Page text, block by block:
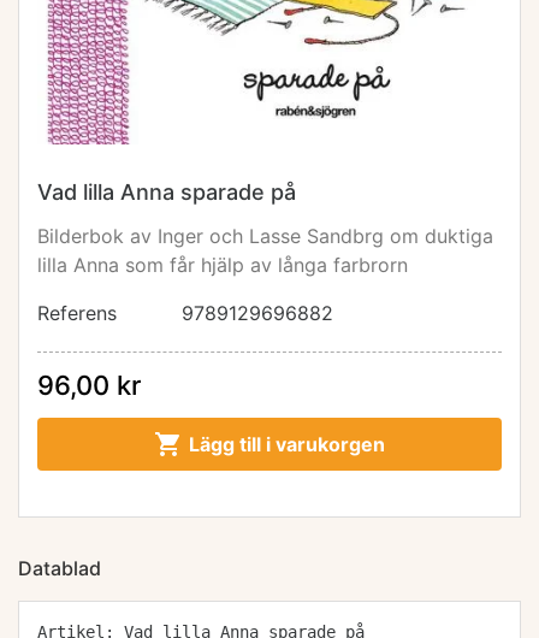
Vad lilla Anna sparade på
Bilderbok av Inger och Lasse Sandbrg om duktiga
lilla Anna som får hjälp av långa farbrorn
Referens
9789129696882
96,00 kr
 Lägg till i varukorgen
Datablad
Artikel: Vad lilla Anna sparade på